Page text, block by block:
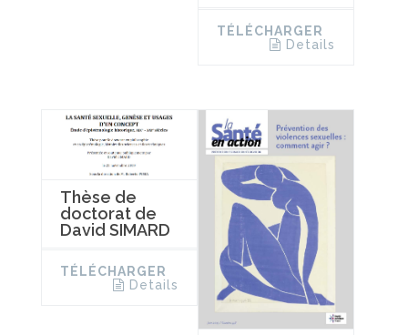
TÉLÉCHARGER
Details
Thèse de
doctorat de
David SIMARD
TÉLÉCHARGER
Details